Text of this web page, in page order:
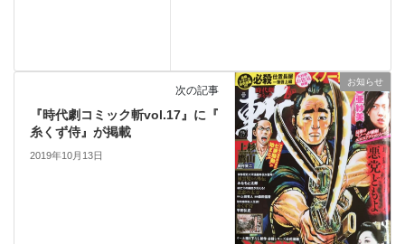
お知らせ
次の記事
『時代劇コミック斬vol.17』に『
糸くず侍』が掲載
2019年10月13日